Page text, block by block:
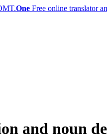
One Free online translator
and noun